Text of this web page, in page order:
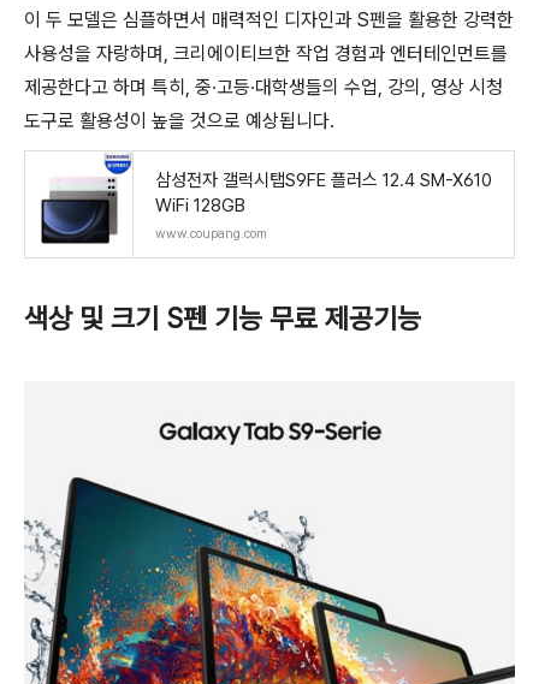
이 두 모델은 심플하면서 매력적인 디자인과 S펜을 활용한 강력한
사용성을 자랑하며, 크리에이티브한 작업 경험과 엔터테인먼트를
제공한다고 하며 특히, 중∙고등∙대학생들의 수업, 강의, 영상 시청
도구로 활용성이 높을 것으로 예상됩니다.
삼성전자 갤럭시탭S9FE 플러스 12.4 SM-X610
WiFi 128GB
www.coupang.com
색상 및 크기 S펜 기능 무료 제공기능